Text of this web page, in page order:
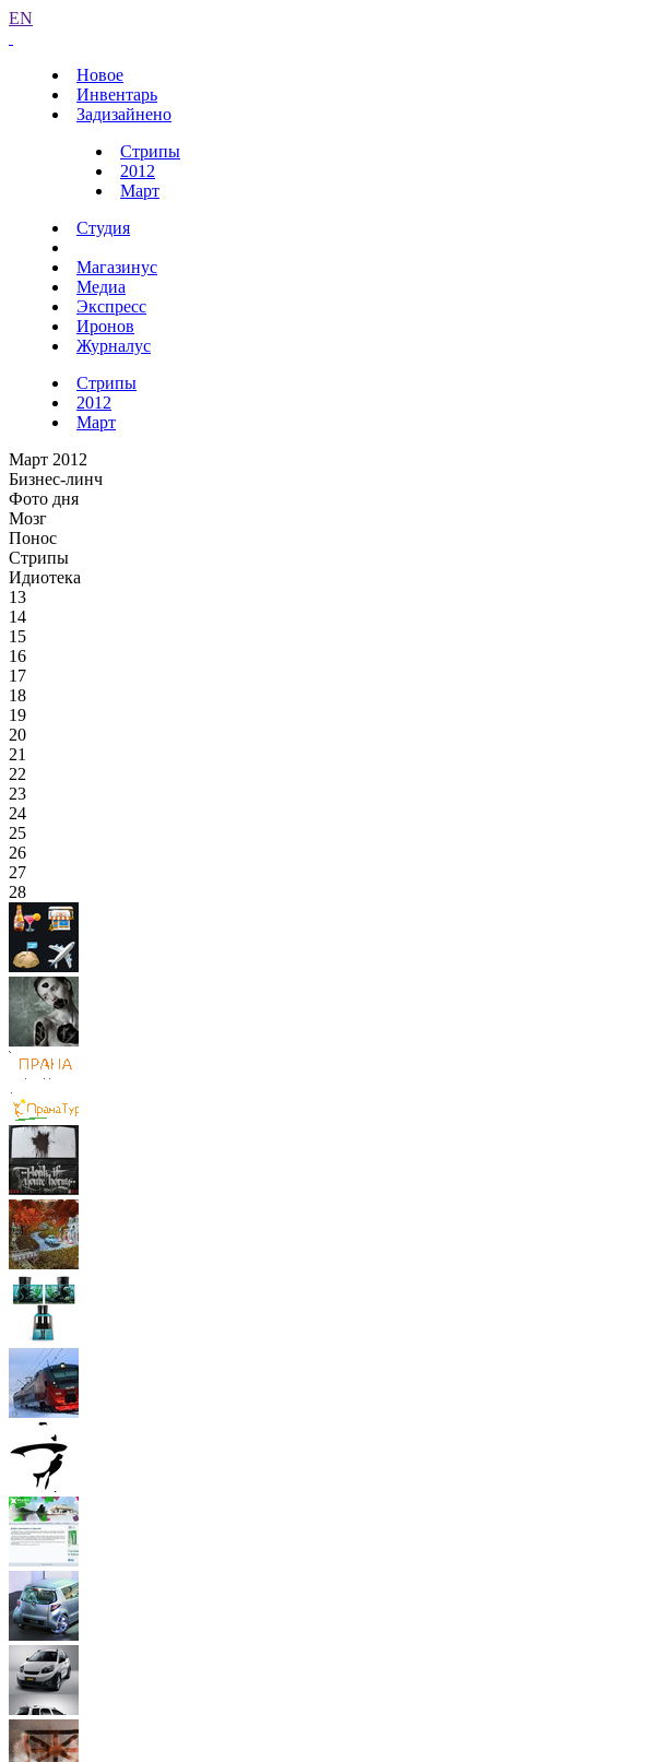
EN
Новое
Инвентарь
Задизайнено
Стрипы
2012
Март
Студия
Магазинус
Медиа
Экспресс
Иронов
Журналус
Стрипы
2012
Март
Март 2012
Бизнес-линч
Фото дня
Мозг
Понос
Стрипы
Идиотека
13
14
15
16
17
18
19
20
21
22
23
24
25
26
27
28